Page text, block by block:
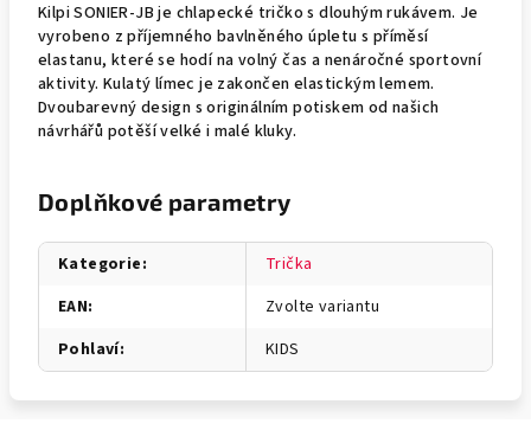
Kilpi SONIER-JB je chlapecké tričko s dlouhým rukávem. Je
vyrobeno z příjemného bavlněného úpletu s příměsí
elastanu, které se hodí na volný čas a nenáročné sportovní
aktivity. Kulatý límec je zakončen elastickým lemem.
Dvoubarevný design s originálním potiskem od našich
návrhářů potěší velké i malé kluky.
Doplňkové parametry
Kategorie:
Trička
EAN:
Zvolte variantu
Pohlaví: KIDS